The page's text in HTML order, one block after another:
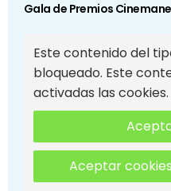
Gala de Premios
Este contenido del
bloqueado. Este
activadas las cookies.
Aceptar